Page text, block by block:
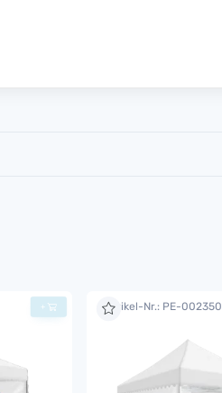
+ Artikel-Nr.: PE-002350